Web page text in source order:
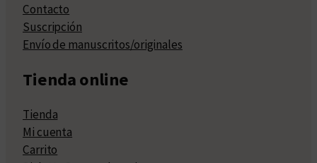
Contacto
Suscripción
Envío de manuscritos/originales
Tienda online
Tienda
Mi cuenta
Carrito